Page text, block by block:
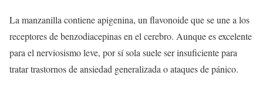
La manzanilla contiene apigenina, un flavonoide que se une a los
receptores de benzodiacepinas en el cerebro. Aunque es excelente
para el nerviosismo leve, por sí sola suele ser insuficiente para
tratar trastornos de ansiedad generalizada o ataques de pánico.